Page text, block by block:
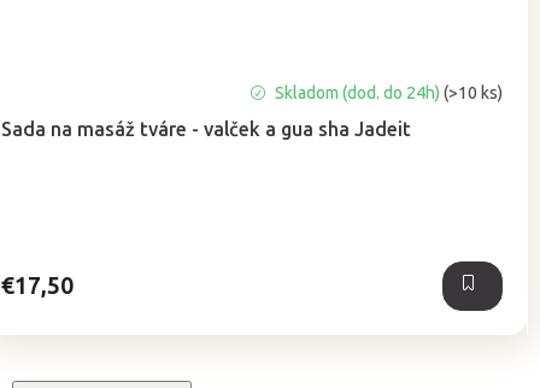
Sada na masáž tváre - valček a gua sha Jadeit
Skladom (dod. do 24h) (>10 ks)
€17,50